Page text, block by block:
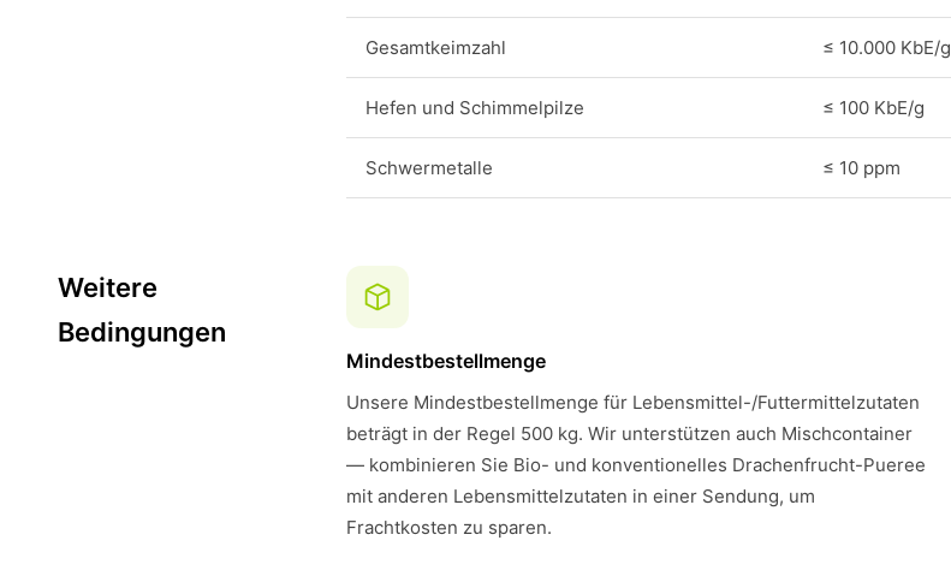
Gesamtkeimzahl ≤ 10.000 KbE/g
Hefen und Schimmelpilze ≤ 100 KbE/g
Schwermetalle ≤ 10 ppm
Weitere
Bedingungen
Mindestbestellmenge
Unsere Mindestbestellmenge für Lebensmittel-/Futtermittelzutaten
beträgt in der Regel 500 kg. Wir unterstützen auch Mischcontainer
— kombinieren Sie Bio- und konventionelles Drachenfrucht-Pueree
mit anderen Lebensmittelzutaten in einer Sendung, um
Frachtkosten zu sparen.